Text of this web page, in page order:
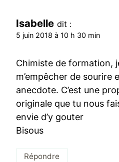
Isabelle dit :
5 juin 2018 à 10 h 30 min
Chimiste de formation,
m’empêcher de sourire
anecdote. C’est une
originale que tu nous
envie d’y gouter
Bisous
Répondre